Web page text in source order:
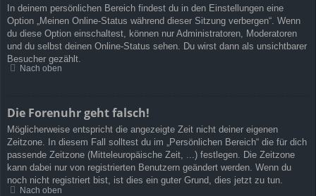
In deinem persönlichen Bereich findest du in den Einstellungen eine
Option „Meinen Online-Status während dieser Sitzung verbergen“. Wenn
du diese Option einschaltest, können nur Administratoren, Moderatoren
und du selbst deinen Online-Status sehen. Du wirst dann als unsichtbarer
Besucher gezählt.
Nach oben
Die Forenuhr geht falsch!
Möglicherweise entspricht die angezeigte Zeit nicht deiner eigenen
Zeitzone. In diesem Fall solltest du im „Persönlichen Bereich“ die für dich
passende Zeitzone (Mitteleuropäische Zeit, ...) festlegen. Die Zeitzone
kann dabei nur von registrierten Benutzern geändert werden. Wenn du
noch nicht registriert bist, ist dies ein guter Grund, dies jetzt zu tun.
Nach oben